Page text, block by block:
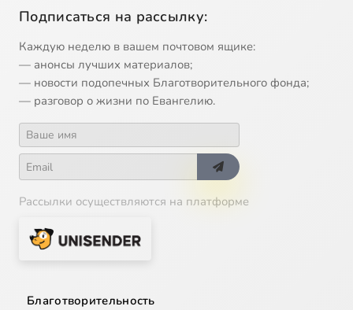
Подписаться на рассылку:
Каждую неделю в вашем почтовом ящике:
— анонсы лучших материалов;
— новости подопечных Благотворительного фонда;
— разговор о жизни по Евангелию.
Рассылки осуществляются на платформе
Благотворительность